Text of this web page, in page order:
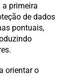
a primeira
de dados
pontuais,
orientar o